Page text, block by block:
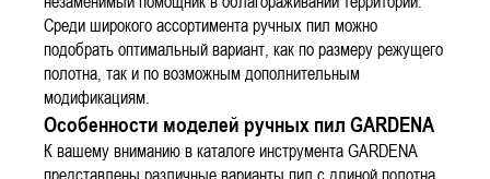
Среди широкого ассортимента ручных пил можно
подобрать оптимальный вариант, как по размеру режущего
полотна, так и по возможным дополнительным
модификациям.
Особенности моделей ручных пил GARDENA
К вашему вниманию в каталоге инструмента GARDENA